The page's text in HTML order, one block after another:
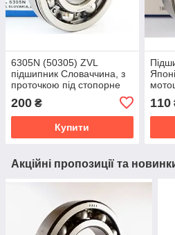
6305N (50305) ZVL
підшипник Словаччина, з
проточкою під стопорне
200 ₴
Купити
110
Акційні пропозиції та